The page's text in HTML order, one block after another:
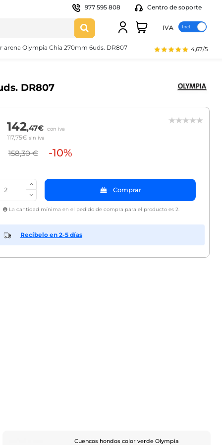
977 595 808 Centro de soporte
IVA
4,67/5
arena Olympia Chia 270mm 6uds. DR807
DR807
142,47€ con iva
117,75€ sin iva
158,30 € -10%
Comprar
La cantidad mínima en el pedido de compra para el producto es 2.
Recíbelo en 2-5 días
Cuencos hondos color verde Olympia